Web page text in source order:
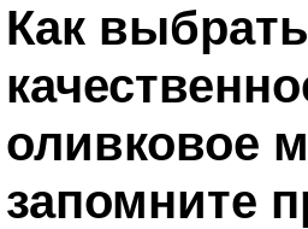
Как выбрать
оливковое
запомните